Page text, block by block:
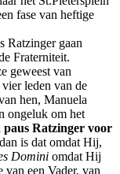
fase van heftige
Ratzinger gaan
Fraterniteit.
geweest van
leden van de
hen, Manuela
ongeluk om het
paus Ratzinger voor
is dat omdat Hij,
Domini omdat Hij
van een Vader, van